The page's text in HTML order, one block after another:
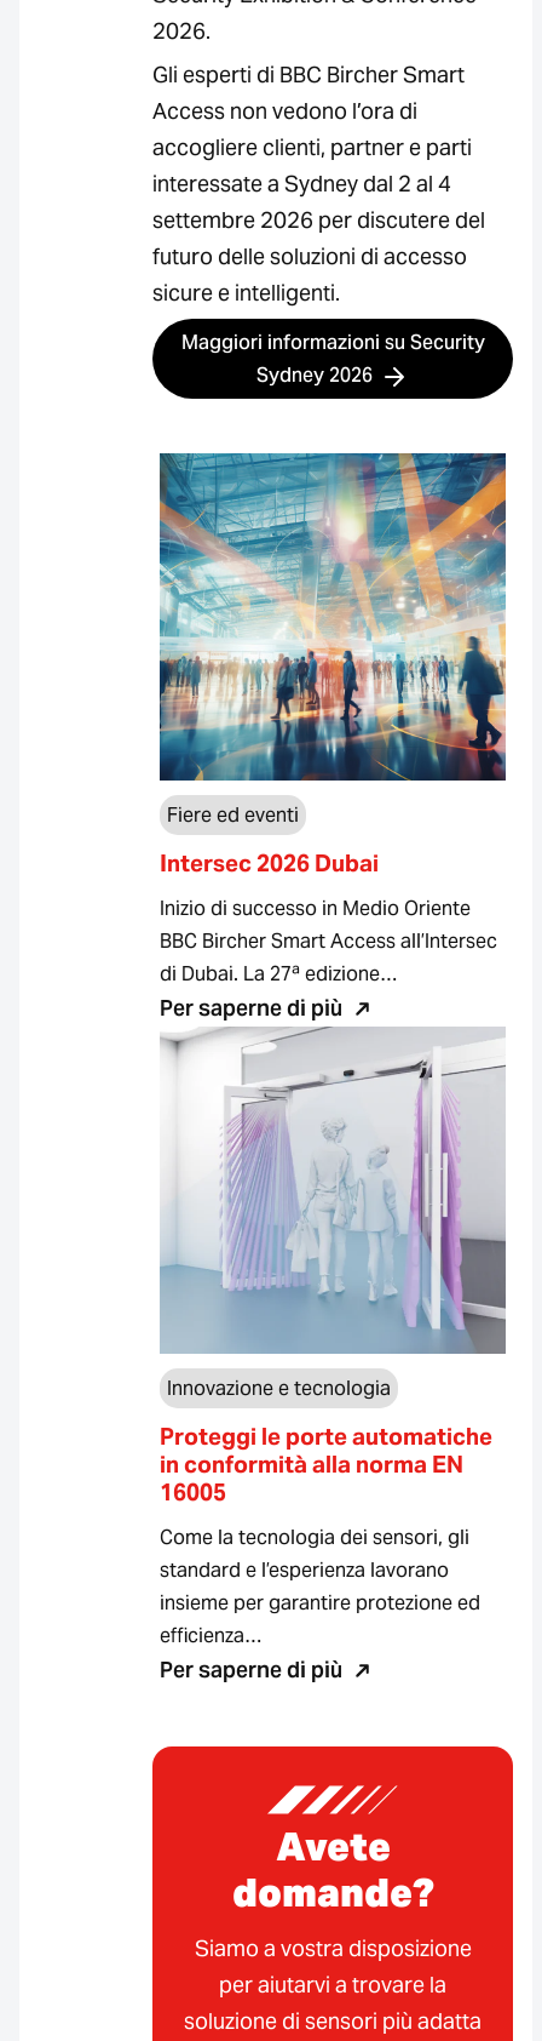
2026.
Gli esperti di BBC Bircher Smart
Access non vedono l’ora di
accogliere clienti, partner e parti
interessate a Sydney dal 2 al 4
settembre 2026 per discutere del
futuro delle soluzioni di accesso
sicure e intelligenti.
Maggiori informazioni su Security
Sydney 2026
Fiere ed eventi
Intersec 2026 Dubai
Inizio di successo in Medio Oriente
BBC Bircher Smart Access all’Intersec
di Dubai. La 27ª edizione…
Per saperne di più
Innovazione e tecnologia
Proteggi le porte automatiche
in conformità alla norma EN
16005
Come la tecnologia dei sensori, gli
standard e l’esperienza lavorano
insieme per garantire protezione ed
efficienza…
Per saperne di più
Avete
domande?
Siamo a vostra disposizione
per aiutarvi a trovare la
soluzione di sensori più adatta